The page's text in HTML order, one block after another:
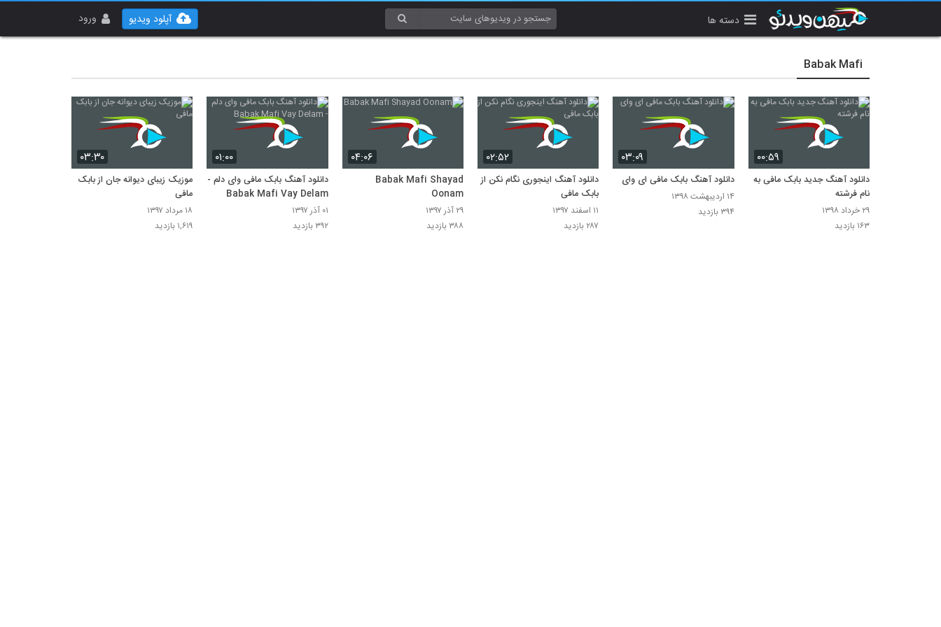
دسته ها ورود آپلود ویدیو
Babak Mafi
۰۰:۵۹
دانلود آهنگ جدید بابک مافی به
نام فرشته
۲۹ خرداد ۱۳۹۸
۱۶۳ بازدید
۰۳:۰۹
دانلود آهنگ بابک مافی ای وای
۱۴ اردیبهشت ۱۳۹۸
۳۹۴ بازدید
۰۲:۵۲
دانلود آهنگ اینجوری نگام نکن از
بابک مافی
۱۱ اسفند ۱۳۹۷
۲۸۷ بازدید
۰۴:۰۶
Babak Mafi Shayad
Oonam
۲۹ آذر ۱۳۹۷
۳۸۸ بازدید
۰۱:۰۰
دانلود آهنگ بابک مافی وای دلم -
Babak Mafi Vay Delam
۰۱ آذر ۱۳۹۷
۳۹۲ بازدید
۰۳:۳۰
موزیک زیبای دیوانه جان از بابک
مافی
۱۸ مرداد ۱۳۹۷
۱,۶۱۹ بازدید